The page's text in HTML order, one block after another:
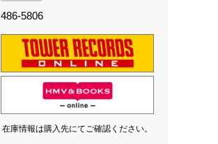
486-5806
在庫情報は購入先にてご確認ください。